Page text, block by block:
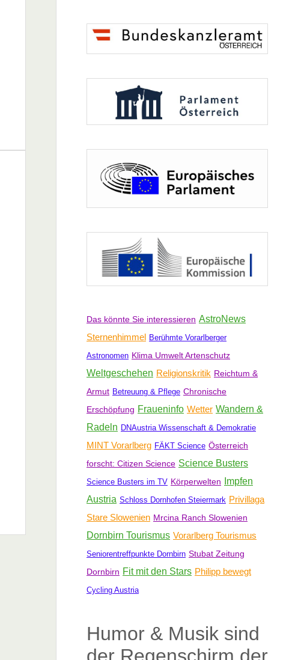
Das könnte Sie interessieren AstroNews
Sternenhimmel Berühmte Vorarlberger
Astronomen Klima Umwelt Artenschutz
Weltgeschehen Religionskritik Reichtum &
Armut Betreuung & Pflege Chronische
Erschöpfung Fraueninfo Wetter Wandern &
Radeln DNAustria Wissenschaft & Demokratie
MINT Vorarlberg FÄKT Science Österreich
forscht: Citizen Science Science Busters
Science Busters im TV Körperwelten
Impfen
Austria Schloss Dornhofen Steiermark Privillaga
Stare Slowenien Mrcina Ranch Slowenien
Dornbirn Tourismus Vorarlberg Tourismus
Seniorentreffpunkte Dornbirn Stubat Zeitung
Dornbirn Fit mit den Stars Philipp bewegt
Cycling Austria
Humor & Musik sind